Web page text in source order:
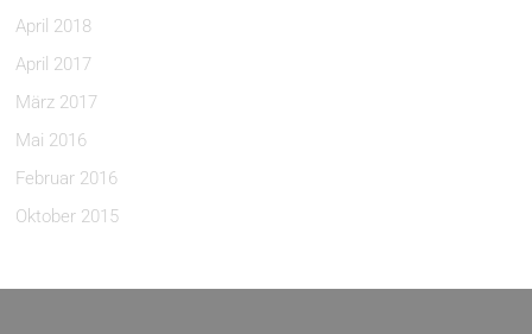
April 2018
April 2017
März 2017
Mai 2016
Februar 2016
Oktober 2015